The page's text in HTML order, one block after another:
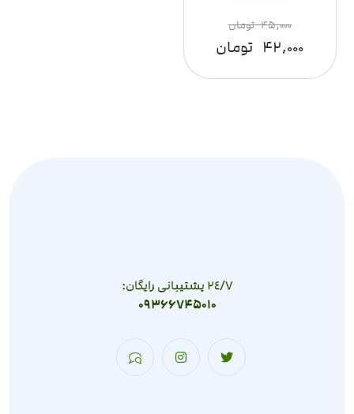
۴۵,۰۰۰ تومان
۴۲,۰۰۰ تومان
٢٤/٧ پشتیبانی رایگان:
09366745010